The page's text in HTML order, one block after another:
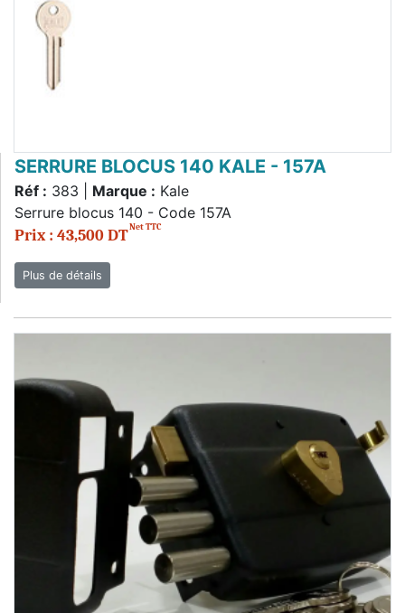
SERRURE BLOCUS 140 KALE - 157A
Réf : 383 | Marque : Kale
Serrure blocus 140 - Code 157A
Prix : 43,500 DTNet TTC
Plus de détails